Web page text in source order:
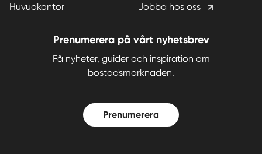
Huvudkontor
Jobba hos oss
Prenumerera på vårt nyhetsbrev
Få nyheter, guider och inspiration om
bostadsmarknaden.
Prenumerera